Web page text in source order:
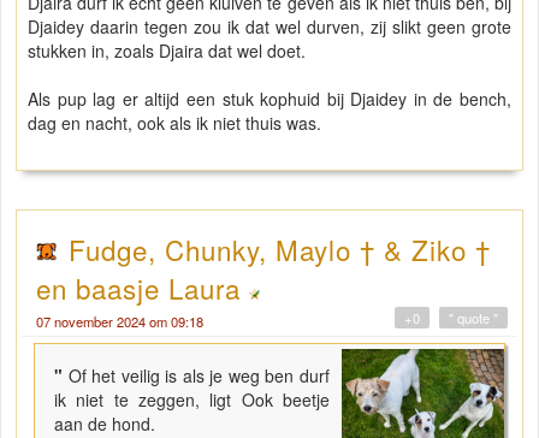
Djaidey daarin tegen zou ik dat wel durven, zij slikt geen grote
stukken in, zoals Djaira dat wel doet.
Als pup lag er altijd een stuk kophuid bij Djaidey in de bench,
dag en nacht, ook als ik niet thuis was.
Fudge, Chunky, Maylo † & Ziko †
en baasje Laura
07 november 2024 om 09:18 " quote "
+0
" Of het veilig is als je weg ben durf
ik niet te zeggen, ligt Ook beetje
aan de hond.